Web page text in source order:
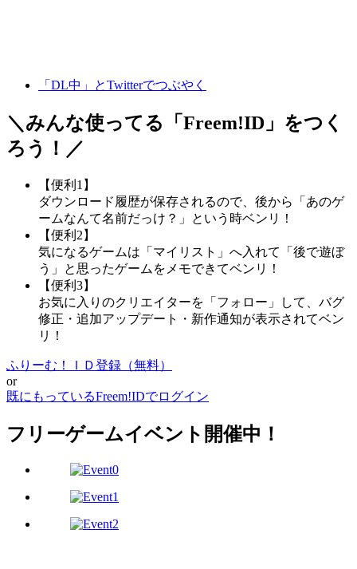
「DL中」とTwitterでつぶやく
＼みんな使ってる「 Freem!ID 」をつく
ろう！／
【便利1】
ダウンロード履歴が保存されるので、後から「あのゲ
ームなんて名前だっけ？」という時ベンリ！
【便利2】
気になるゲームは「マイリスト」へ入れて「後で遊ぼ
う」と思ったゲームをメモできてベンリ！
【便利3】
お気に入りのクリエイターを「フォロー」して、バグ
修正・追加アップデート・新作通知が表示されてベン
リ！
ふりーむ！ＩＤ登録（無料）
or
既にもっているFreem!IDでログイン
フリーゲームイベント開催中！